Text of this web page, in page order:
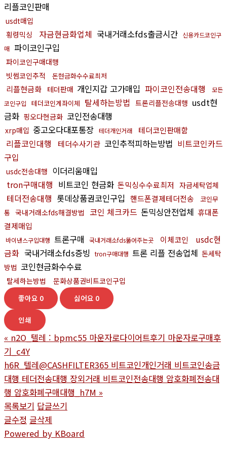
리플코인판매
usdt매입
횡령믹싱
자금현금화업체 국내거래소fds출금시간 신용카드코인구
매 파이코인구입
파이코인구매대행
빗썸코인추적
돈현금화수수료최저
리플현금화 테더판매 개인지갑 고가매입 파이코인전송대행
모든
코인구입
테더코인계좌이체 탈세하는방법 트론리플전송대행 usdt현
금화 핑오다현금화 코인전송대행
xrp매입 중고오다대포통장 테더개인거래 테더코인판매함
리플코인대행 테더수사기관 코인추적피하는방법 비트코인카드
구입
usdc전송대행 이더리움매입
tron구매대행 비트코인 현금화 돈믹싱수수료최저 자금세탁업체
테더전송대행 롯데상품권코인구입 핸드폰결제테더전송
코인무
통 국내거래소fds해결방법 코인 체크카드 돈믹싱안전업체 휴대폰
결제매입
바이낸스구입대행 트론구매 국내거래소fds뚫어주는곳 이체코인
usdc현
금화 국내거래소fds증빙 tron구매대행 트론 리플 전송업체 돈세탁
방법 코인현금화수수료
탈세하는방법
문화상품권비트코인구입
좋아요 0 싫어요 0
인쇄
« n2O_텔레 : bpmc55 마운자로다이어트후기 마운자로구매후
기_c4Y
h6R_텔레@CASHFILTER365 비트코인개인거래 비트코인송금
대행 테더전송대행 장외거래 비트코인전송대행 암호화폐전송대
행 암호화폐구매대행_h7M »
목록보기 답글쓰기
글수정 글삭제
Powered by KBoard